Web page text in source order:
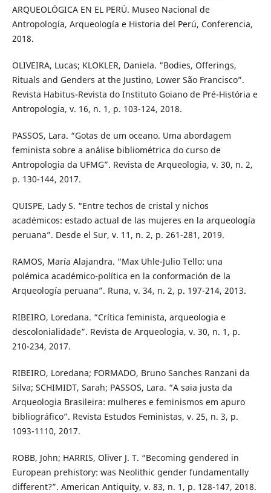
ARQUEOLÓGICA EN EL PERÚ. Museo Nacional de
Antropología, Arqueología e Historia del Perú, Conferencia,
2018.
OLIVEIRA, Lucas; KLOKLER, Daniela. “Bodies, Offerings,
Rituals and Genders at the Justino, Lower São Francisco”.
Revista Habitus-Revista do Instituto Goiano de Pré-História e
Antropologia, v. 16, n. 1, p. 103-124, 2018.
PASSOS, Lara. “Gotas de um oceano. Uma abordagem
feminista sobre a análise bibliométrica do curso de
Antropologia da UFMG”. Revista de Arqueologia, v. 30, n. 2,
p. 130-144, 2017.
QUISPE, Lady S. “Entre techos de cristal y nichos
académicos: estado actual de las mujeres en la arqueología
peruana”. Desde el Sur, v. 11, n. 2, p. 261-281, 2019.
RAMOS, María Alajandra. “Max Uhle-Julio Tello: una
polémica académico-política en la conformación de la
Arqueología peruana”. Runa, v. 34, n. 2, p. 197-214, 2013.
RIBEIRO, Loredana. “Crítica feminista, arqueologia e
descolonialidade”. Revista de Arqueologia, v. 30, n. 1, p.
210-234, 2017.
RIBEIRO, Loredana; FORMADO, Bruno Sanches Ranzani da
Silva; SCHIMIDT, Sarah; PASSOS, Lara. “A saia justa da
Arqueologia Brasileira: mulheres e feminismos em apuro
bibliográfico”. Revista Estudos Feministas, v. 25, n. 3, p.
1093-1110, 2017.
ROBB, John; HARRIS, Oliver J. T. “Becoming gendered in
European prehistory: was Neolithic gender fundamentally
different?”. American Antiquity, v. 83, n. 1, p. 128-147, 2018.